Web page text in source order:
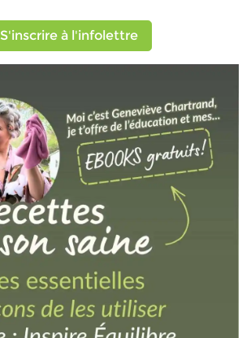
S'inscrire à l'infolettre